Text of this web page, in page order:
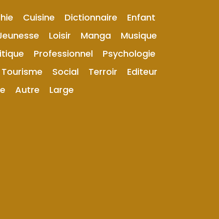
Cuisine Dictionnaire
Enfant
Loisir Manga
Musique
Professionnel
Psychologie
Tourisme
Social Terroir
Editeur
Autre Large